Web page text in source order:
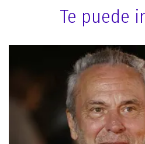
Te puede